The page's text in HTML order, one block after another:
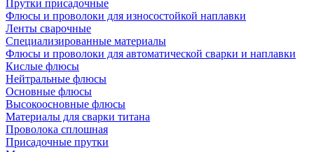
Прутки присадочные
Флюсы и проволоки для износостойкой наплавки
Ленты сварочные
Специализированные материалы
Флюсы и проволоки для автоматической сварки и наплавки
Кислые флюсы
Нейтральные флюсы
Основные флюсы
Высокоосновные флюсы
Материалы для сварки титана
Проволока сплошная
Присадочные прутки